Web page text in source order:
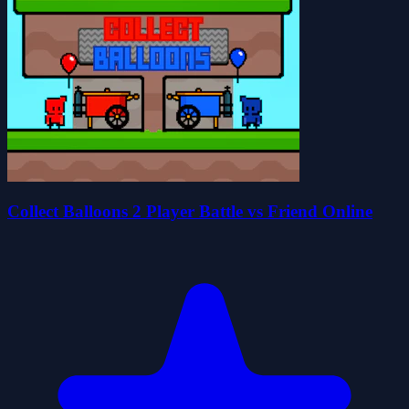
Collect Balloons 2 Player Battle vs Friend Online